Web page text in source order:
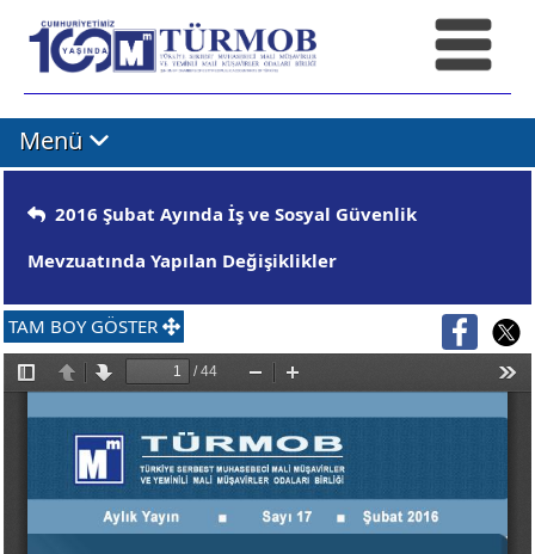
Menü
2016 Şubat Ayında İş ve Sosyal Güvenlik
Mevzuatında Yapılan Değişiklikler
TAM BOY GÖSTER